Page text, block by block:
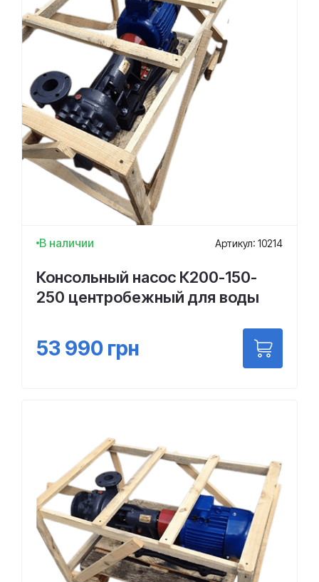
В наличии Артикул: 10214
Консольный насос К200-150-
250 центробежный для воды
53 990 грн